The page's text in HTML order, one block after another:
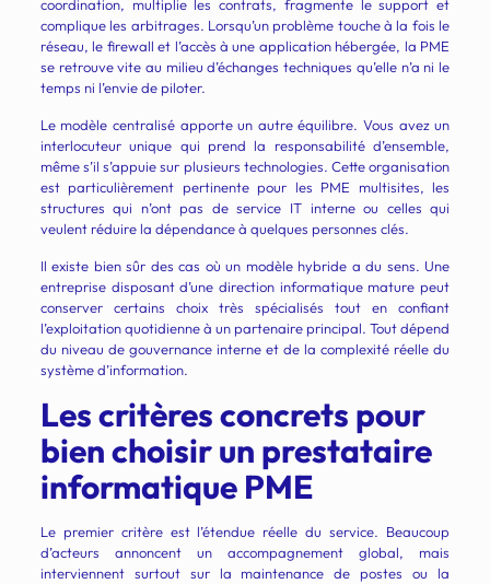
coordination, multiplie les contrats, fragmente le support et
complique les arbitrages. Lorsqu’un problème touche à la fois le
réseau, le firewall et l’accès à une application hébergée, la PME
se retrouve vite au milieu d’échanges techniques qu’elle n’a ni le
temps ni l’envie de piloter.
Le modèle centralisé apporte un autre équilibre. Vous avez un
interlocuteur unique qui prend la responsabilité d’ensemble,
même s’il s’appuie sur plusieurs technologies. Cette organisation
est particulièrement pertinente pour les PME multisites, les
structures qui n’ont pas de service IT interne ou celles qui
veulent réduire la dépendance à quelques personnes clés.
Il existe bien sûr des cas où un modèle hybride a du sens. Une
entreprise disposant d’une direction informatique mature peut
conserver certains choix très spécialisés tout en confiant
l’exploitation quotidienne à un partenaire principal. Tout dépend
du niveau de gouvernance interne et de la complexité réelle du
système d’information.
Les critères concrets pour
bien choisir un prestataire
informatique PME
Le premier critère est l’étendue réelle du service. Beaucoup
d’acteurs annoncent un accompagnement global, mais
interviennent surtout sur la maintenance de postes ou la